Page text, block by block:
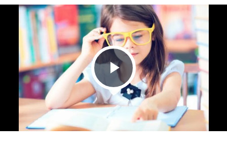
Play Video